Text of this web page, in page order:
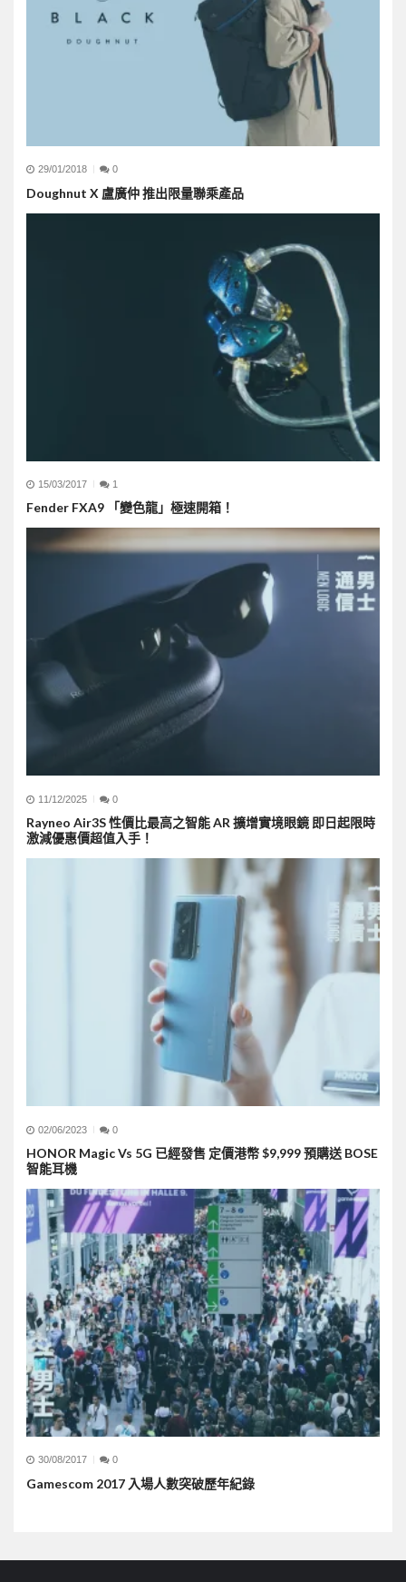
29/01/2018 0
Doughnut X 盧廣仲 推出限量聯乘產品
15/03/2017 1
Fender FXA9 「變色龍」極速開箱！
11/12/2025 0
Rayneo Air3S 性價比最高之智能 AR 擴增實境眼鏡 即日起限時
激減優惠價超值入手！
02/06/2023 0
HONOR Magic Vs 5G 已經發售 定價港幣 $9,999 預購送 BOSE
智能耳機
30/08/2017 0
Gamescom 2017 入場人數突破歷年紀錄